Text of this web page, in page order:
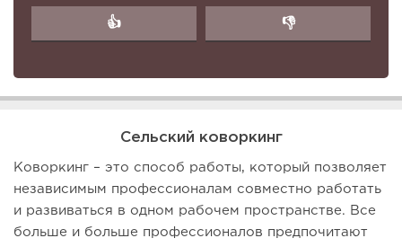
👍 👎
Сельский коворкинг
Коворкинг – это способ работы, который позволяет
независимым профессионалам совместно работать
и развиваться в одном рабочем пространстве. Все
больше и больше профессионалов предпочитают